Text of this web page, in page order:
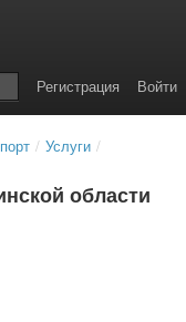
Войти
Регистрация
/ Услуги /
области